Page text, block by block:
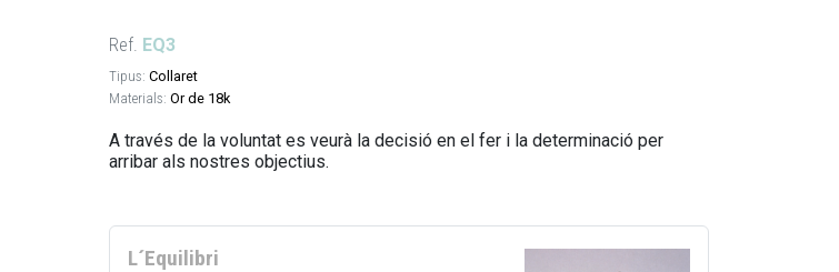
Ref. EQ3
Tipus: Collaret
Materials: Or de 18k
A través de la voluntat es veurà la decisió en el fer i la determinació per
arribar als nostres objectius.
L´Equilibri